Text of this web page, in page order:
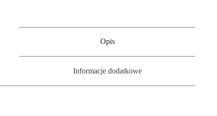
Opis
Informacje dodatkowe